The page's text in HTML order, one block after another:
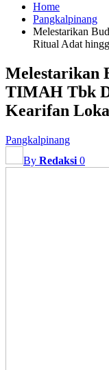
Home
Pangkalpinang
Melestarikan
Ritual Adat
Melestarikan
TIMAH Tbk
Kearifan
Pangkalpinang
By Redaksi 0